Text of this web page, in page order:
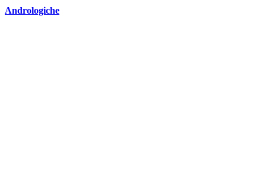
Andrologiche